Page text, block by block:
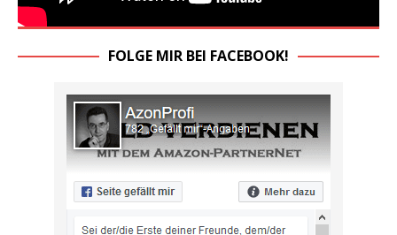
FOLGE MIR BEI FACEBOOK!